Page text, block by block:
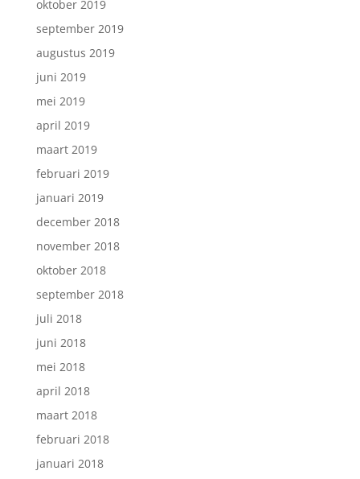
oktober 2019
september 2019
augustus 2019
juni 2019
mei 2019
april 2019
maart 2019
februari 2019
januari 2019
december 2018
november 2018
oktober 2018
september 2018
juli 2018
juni 2018
mei 2018
april 2018
maart 2018
februari 2018
januari 2018